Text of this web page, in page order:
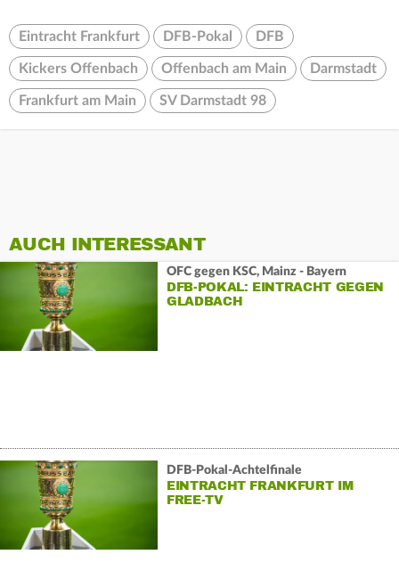
Eintracht Frankfurt DFB-Pokal DFB
Kickers Offenbach Offenbach am Main Darmstadt
Frankfurt am Main SV Darmstadt 98
AUCH INTERESSANT
OFC gegen KSC, Mainz - Bayern
DFB-POKAL: EINTRACHT GEGEN
GLADBACH
DFB-Pokal-Achtelfinale
EINTRACHT FRANKFURT IM
FREE-TV